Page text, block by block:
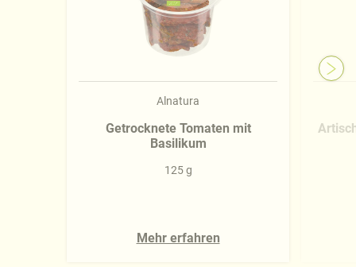
Alnatura
Getrocknete Tomaten mit
Basilikum
125 g
Mehr erfahren